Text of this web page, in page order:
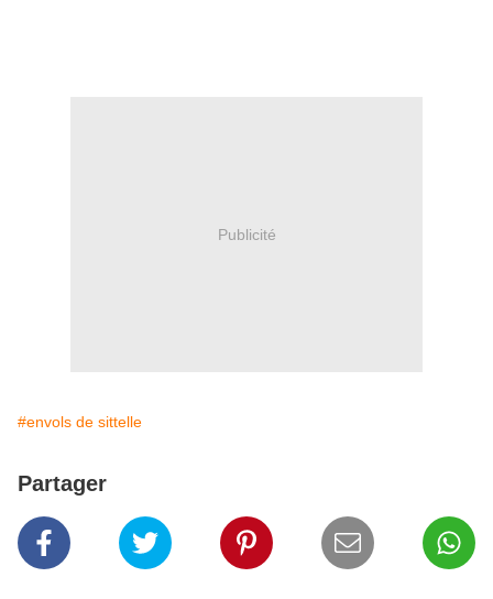
Publicité
#envols de sittelle
Partager